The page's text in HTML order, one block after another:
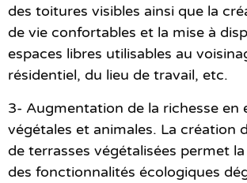
des toitures visibles ainsi que la
de vie confortables et la mise à
espaces libres utilisables au
résidentiel, du lieu de travail, etc.
3- Augmentation de la richesse en
végétales et animales. La création
de terrasses végétalisées permet
des fonctionnalités écologiques